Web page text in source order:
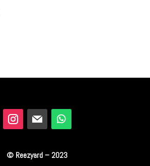
© Reezyard – 2023